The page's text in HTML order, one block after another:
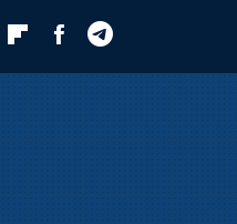
Twitter FlipboardFacebook